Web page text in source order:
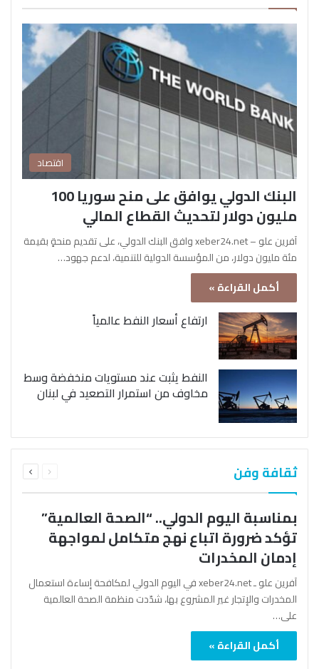
اقتصاد
البنك الدولي يوافق على منح سوريا 100
مليون دولار لتحديث القطاع المالي
آفرين علو – xeber24.net وافق البنك الدولي، على تقديم منحةٍ بقيمة
مئة مليون دولار، من المؤسسة الدولية للتنمية، لدعم جهود…
أكمل القراءة »
ارتفاع أسعار النفط عالمياً
النفط يثبت عند مستويات منخفضة وسط
مخاوف من استمرار التصعيد في لبنان
ثقافة وفن الصفحةالصفحة
بمناسبة اليوم الدولي.. “الصحة العالمية”
تؤكد ضرورة اتباع نهج متكامل لمواجهة
إدمان المخدرات
آفرين علو ـ xeber24.net في اليوم الدولي لمكافحة إساءة استعمال
المخدرات والإتجار غير المشروع بها، شدّدت منظمة الصحة العالمية
على…
أكمل القراءة »